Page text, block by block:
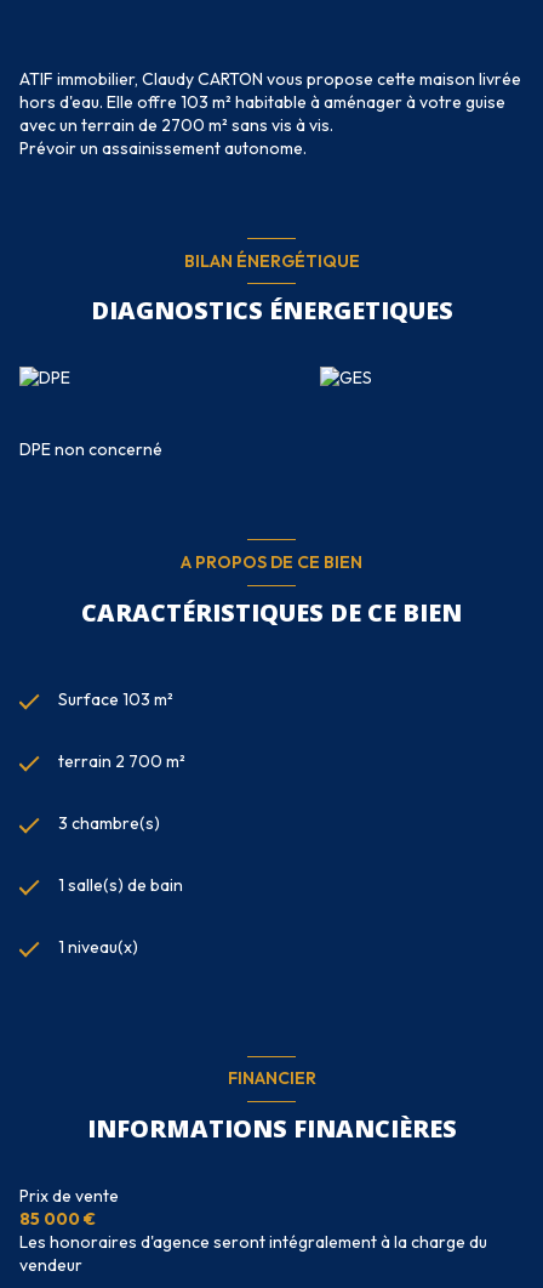
ATIF immobilier, Claudy CARTON vous propose cette maison livrée
hors d'eau. Elle offre 103 m² habitable à aménager à votre guise
avec un terrain de 2700 m² sans vis à vis.
Prévoir un assainissement autonome.
BILAN ÉNERGÉTIQUE
DIAGNOSTICS ÉNERGETIQUES
DPE non concerné
A PROPOS DE CE BIEN
CARACTÉRISTIQUES DE CE BIEN
Surface 103 m²
terrain 2 700 m²
3 chambre(s)
1 salle(s) de bain
1 niveau(x)
FINANCIER
INFORMATIONS FINANCIÈRES
Prix de vente
85 000 €
Les honoraires d'agence seront intégralement à la charge du
vendeur